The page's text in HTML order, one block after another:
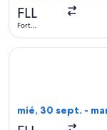
FLL
Fort
mié, 30 sept. -
Seleccionar vuelo